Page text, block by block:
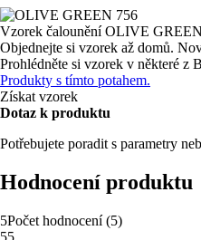
Vzorek čalounění OLIVE
Objednejte si vzorek až domů.
Prohlédněte si vzorek v některé z
Produkty s tímto potahem.
Získat vzorek
Dotaz k produktu
Potřebujete poradit s parametry
Hodnocení produktu
5Počet hodnocení(5)